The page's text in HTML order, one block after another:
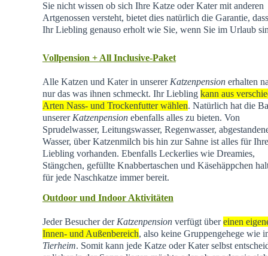
Sie nicht wissen ob sich Ihre Katze oder Kater mit anderen
Artgenossen versteht, bietet dies natürlich die Garantie,
Ihr Liebling genauso erholt wie Sie, wenn Sie im Urlaub
Vollpension + All Inclusive-Paket
Alle Katzen und Kater in unserer Katzenpensionerhalten
nur das was ihnen schmeckt. Ihr Liebling kann aus
Arten Nass- und Trockenfutter wählen. Natürlich hat die
unserer Katzenpensionebenfalls alles zu bieten. Von
Sprudelwasser, Leitungswasser, Regenwasser,
Wasser, über Katzenmilch bis hin zur Sahne ist alles für
Liebling vorhanden. Ebenfalls Leckerlies wie Dreamies,
Stängchen, gefüllte Knabbertaschen und Käsehäppchen
für jede Naschkatze immer bereit.
Outdoor und Indoor Aktivitäten
Jeder Besucher der Katzenpensionverfügt übereinen
Innen- und Außenbereich, also keine Gruppengehege wie
Tierheim. Somit kann jede Katze oder Kater selbst